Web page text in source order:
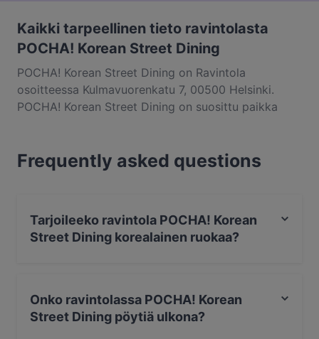
Kaikki tarpeellinen tieto ravintolasta
POCHA! Korean Street Dining
POCHA! Korean Street Dining on Ravintola
osoitteessa Kulmavuorenkatu 7, 00500 Helsinki.
POCHA! Korean Street Dining on suosittu paikka
kohteen POCHA! Korean Street Dining annoksiin ja
kokea autenttinen korealainen ruoka kaupungissa
Frequently asked questions
Tarjoileeko ravintola POCHA! Korean
Street Dining korealainen ruokaa?
fuusioruoka ruokaa.
Onko ravintolassa POCHA! Korean
Street Dining pöytiä ulkona?